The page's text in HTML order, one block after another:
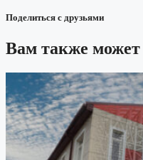
Поделиться с друзьями
Вам также может